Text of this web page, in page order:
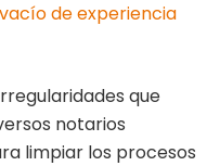
de experiencia
que
notarios
limpiar los procesos